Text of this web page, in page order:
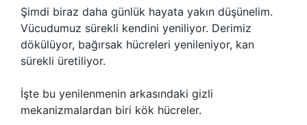
Şimdi biraz daha günlük hayata yakın düşünelim.
Vücudumuz sürekli kendini yeniliyor. Derimiz
dökülüyor, bağırsak hücreleri yenileniyor, kan
sürekli üretiliyor.
İşte bu yenilenmenin arkasındaki gizli
mekanizmalardan biri kök hücreler.